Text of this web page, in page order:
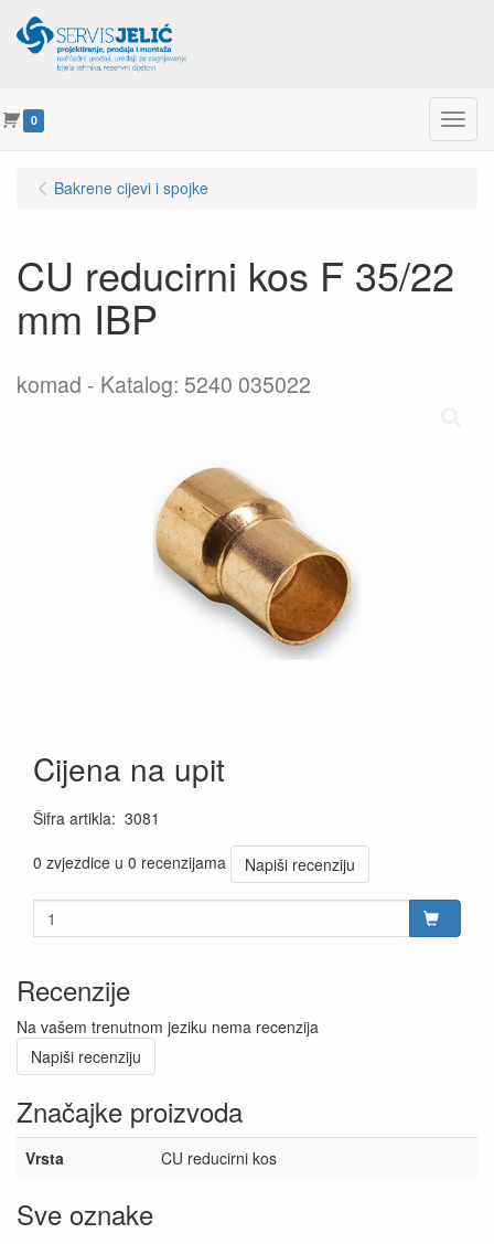
0 Menu
Bakrene cijevi i spojke
CU reducirni kos F 35/22
mm IBP
komad Katalog: 5240 035022
Cijena na upit
Šifra artikla: 3081
0 zvjezdice u 0 recenzijama
Napiši recenziju
Recenzije
Na vašem trenutnom jeziku nema recenzija
Napiši recenziju
Značajke proizvoda
Vrsta CU reducirni kos
Sve oznake